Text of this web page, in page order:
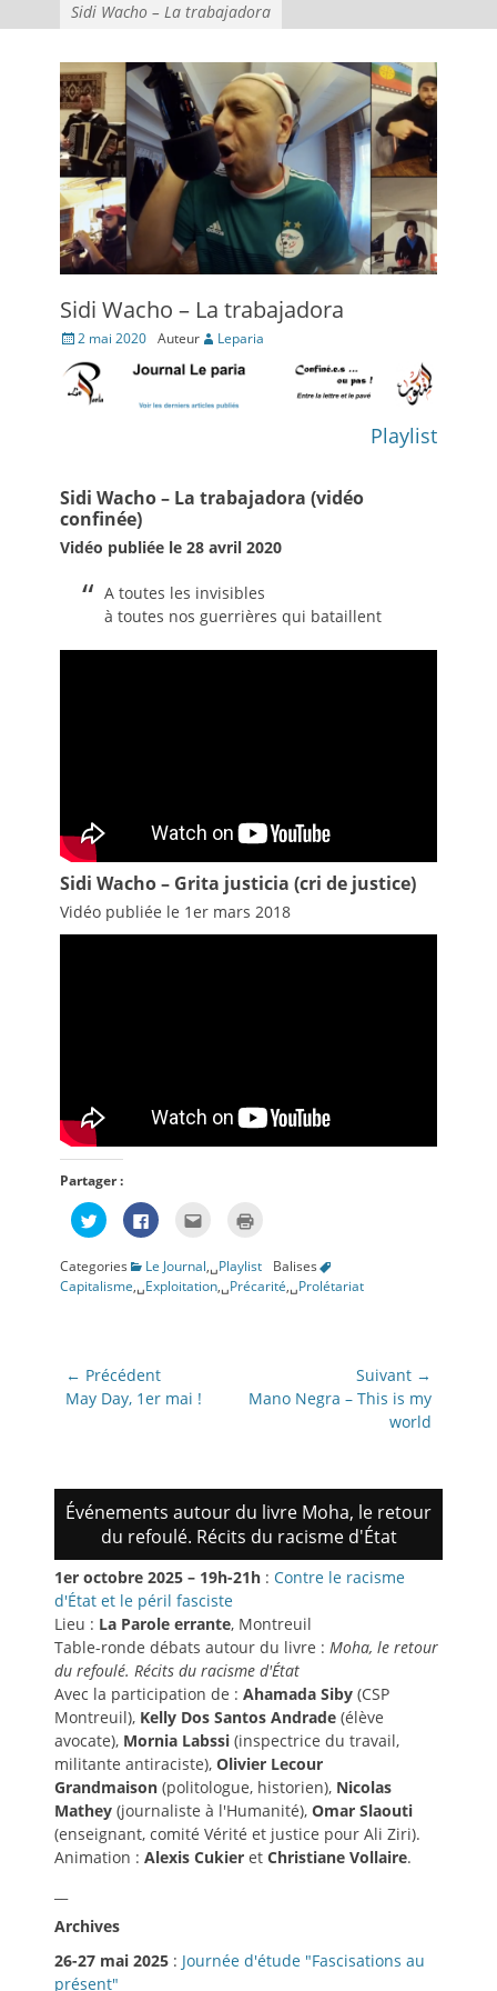
Sidi Wacho – La trabajadora
Sidi Wacho – La trabajadora
Posté2 mai 2020 Auteur Leparia
Playlist
Sidi Wacho – La trabajadora (vidéo
confinée)
Vidéo publiée le 28 avril 2020
A toutes les invisibles
à toutes nos guerrières qui bataillent
Sidi Wacho – Grita justicia (cri de justice)
Vidéo publiée le 1er mars 2018
Partager :
Cliquez
pour
partager
Twitter(ouvre
dans
une
Cliquez
pour
Facebook(ouvre
dans
une
Cliquez
e-
mail
à
une
nouvelle
fenêtre)
Categories Le Journal,␣Playlist
Balises
Capitalisme,␣Exploitation,␣Précarité,␣Prolétariat
Navigation
de
← Précédent
Article
May Day, 1er mai !
Suivant →
Article
Mano Negra – This is my
world
Événements autour du livre Moha, le retour
du refoulé. Récits du racisme d'État
1er octobre 2025 – 19h-21h : Contre le racisme
d'État et le péril fasciste
Lieu : La Parole errante, Montreuil
Table-ronde débats autour du livre : Moha, le retour
du refoulé. Récits du racisme d'État
Avec la participation de : Ahamada Siby (CSP
Montreuil), Kelly Dos Santos Andrade (élève
avocate), Mornia Labssi (inspectrice du travail,
militante antiraciste), Olivier Lecour
Grandmaison (politologue, historien), Nicolas
Mathey (journaliste à l'Humanité), Omar Slaouti
(enseignant, comité Vérité et justice pour Ali Ziri).
Animation : Alexis Cukier et Christiane Vollaire.
Archives
26-27 mai 2025 : Journée d'étude "Fascisations au
présent"